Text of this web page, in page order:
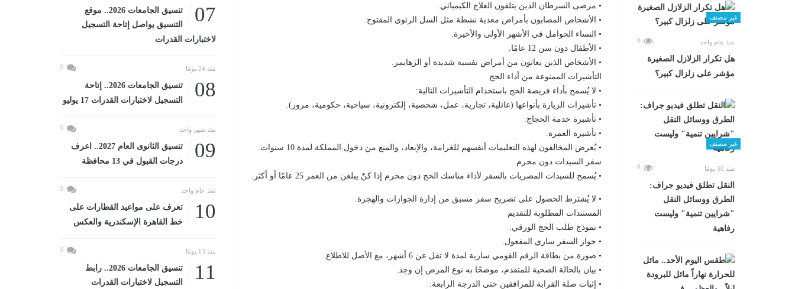
غير مصنف
منذ عام واحد 0
هل تكرار الزلازل الصغيرة
مؤشر على زلزال كبير؟
غير مصنف
منذ 30 يومًا 0
​النقل تطلق فيديو جراف:
الطرق ووسائل النقل
"شرايين تنمية" وليست
رفاهية
• مرضى السرطان الذين يتلقون العلاج الكيميائي.
• الأشخاص المصابون بأمراض معدية نشطة مثل السل الرئوي المفتوح.
• النساء الحوامل في الأشهر الأولى والأخيرة.
• الأطفال دون سن 12 عامًا.
• الأشخاص الذين يعانون من أمراض نفسية شديدة أو الزهايمر.
التأشيرات الممنوعة من أداء الحج
• لا يُسمح بأداء فريضة الحج باستخدام التأشيرات التالية:
• تأشيرات الزيارة بأنواعها (عائلية، تجارية، عمل، شخصية، إلكترونية، سياحية، حكومية، مرور).
• تأشيرة خدمة الحجاج.
• تأشيرة العمرة.
• يُعرض المخالفون لهذه التعليمات أنفسهم للغرامة، والإبعاد، والمنع من دخول المملكة لمدة 10 سنوات.
سفر السيدات دون محرم
• يُسمح للسيدات المصريات بالسفر لأداء مناسك الحج دون محرم إذا كنّ يبلغن من العمر 25 عامًا أو أكثر.
• لا يُشترط الحصول على تصريح سفر مسبق من إدارة الجوازات والهجرة.
المستندات المطلوبة للتقديم
• نموذج طلب الحج الورقي.
• جواز السفر ساري المفعول.
• صورة من بطاقة الرقم القومي سارية لمدة لا تقل عن 6 أشهر، مع الأصل للاطلاع.
• بيان بالحالة الصحية للمتقدم، موضحًا به نوع المرض إن وجد.
• إثبات صلة القرابة للمرافقين حتى الدرجة الرابعة.
07
تنسيق الجامعات 2026.. موقع
التنسيق يواصل إتاحة التسجيل
لاختبارات القدرات
منذ 24 يومًا 0
08
تنسيق الجامعات 2026.. إتاحة
التسجيل لاختبارات القدرات 17 يوليو
منذ شهر واحد 0
09
تنسيق الثانوى العام 2027.. اعرف
درجات القبول في 13 محافظة
منذ عام واحد 0
10
تعرف على مواعيد القطارات على
خط القاهرة الإسكندرية والعكس
منذ 13 يومًا 0
11
تنسيق الجامعات 2026.. رابط
التسجيل لاختبارات القدرات